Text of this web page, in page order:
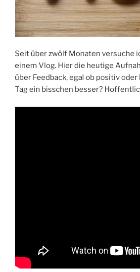
Seit über zwölf Monaten versuche
einem Vlog. Hier die heutige
über Feedback, egal ob positiv
Tag ein bisschen besser?